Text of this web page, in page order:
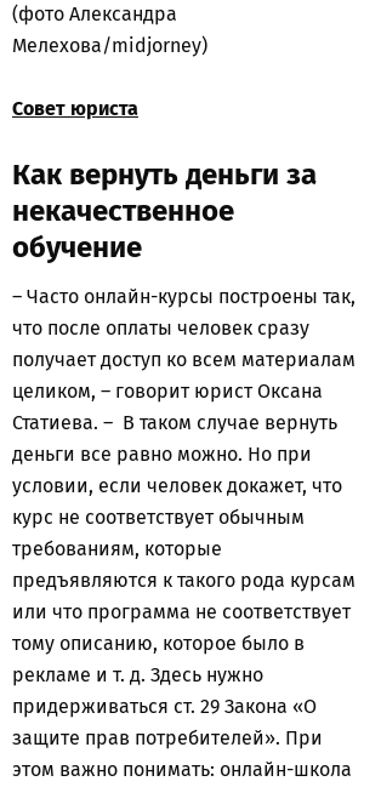
(фото Александра
Мелехова/midjorney)
Совет юриста
Как вернуть деньги за
некачественное
обучение
– Часто онлайн-курсы построены так,
что после оплаты человек сразу
получает доступ ко всем материалам
целиком, – говорит юрист Оксана
Статиева. – В таком случае вернуть
деньги все равно можно. Но при
условии, если человек докажет, что
курс не соответствует обычным
требованиям, которые
предъявляются к такого рода курсам
или что программа не соответствует
тому описанию, которое было в
рекламе и т. д. Здесь нужно
придерживаться ст. 29 Закона «О
защите прав потребителей». При
этом важно понимать: онлайн-школа